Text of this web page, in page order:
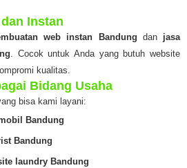
Instan
web instan Bandung dan jasa
. Cocok untuk Anda yang butuh website
kualitas.
Bidang Usaha
bisa kami layani:
Bandung
Bandung
laundry Bandung